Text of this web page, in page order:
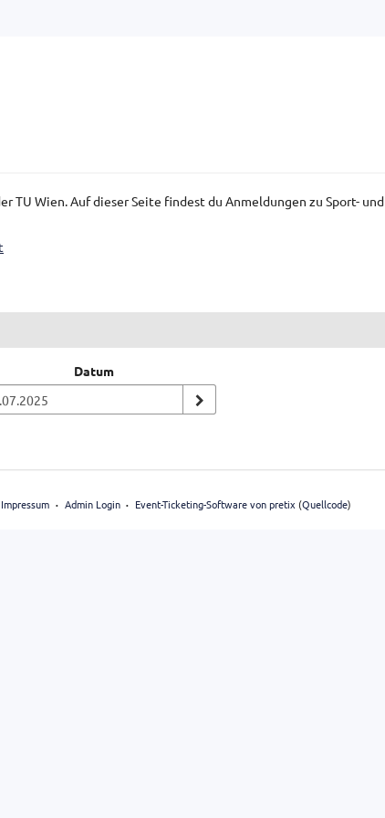
TU Wien. Auf dieser Seite findest du Anmeldungen zu Sport-
Datum
Impressum Admin Login Event-Ticketing-Software von pretix (Quellcode)